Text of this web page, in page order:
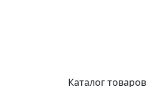
Каталог товаров